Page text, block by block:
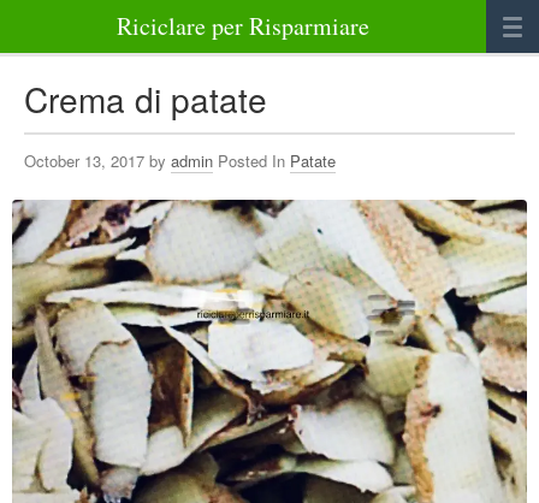
Riciclare per Risparmiare
Bellezza Benessere e Salute
Abbigliamento e Accessori
Varie
Crema di patate
October 13, 2017 by admin Posted In Patate